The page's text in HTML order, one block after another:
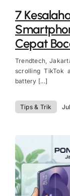
7
Cepat
Trendtech,
scrolling TikTok
battery [...]
Tips & Trik